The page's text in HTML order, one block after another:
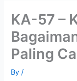
KA-57 –
Paling
By/